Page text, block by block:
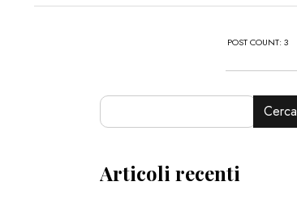
POST COUNT: 3
Cerca
Articoli recenti